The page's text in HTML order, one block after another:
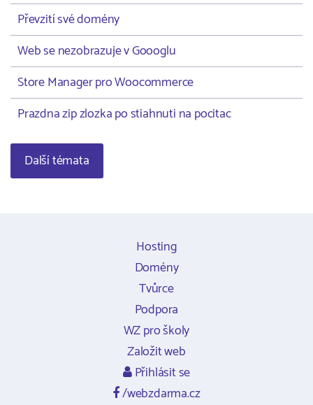
Převzití své domény
Web se nezobrazuje v Goooglu
Store Manager pro Woocommerce
Prazdna zip zlozka po stiahnuti na pocitac
Další témata
Hosting
Domény
Tvůrce
Podpora
WZ pro školy
Založit web
Přihlásit se
/webzdarma.cz